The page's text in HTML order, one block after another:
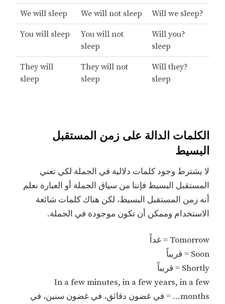
?Will we sleep
We will not sleep
We will sleep
?Will you
sleep
You will not
sleep
You will sleep
?Will they
sleep
They will not
sleep
They will
sleep
الكلمات الدالة على زمن المستقبل
البسيط
لا يشترط وجود كلمات دلالية في الجملة لكي تعني
المستقبل البسيط فإننا من سياق الجملة أو العبارة نعلم
أنه زمن المستقبل البسيط، لكن هناك كلمات شائعة
الاستخدام وممكن أن تكون موجودة في الجملة.
Tomorrow = غداً
Soon = قريباً
Shortly = قريباً
In a few minutes, in a few years, in a few
months… = في غضون دقائق، في غضون سنين، في